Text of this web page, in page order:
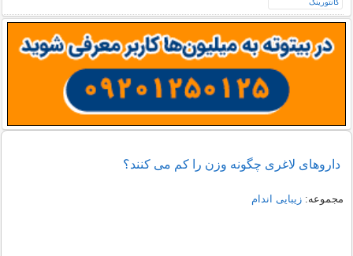
داروهای لاغری چگونه وزن را کم می کنند؟
مجموعه:زیبایی اندام